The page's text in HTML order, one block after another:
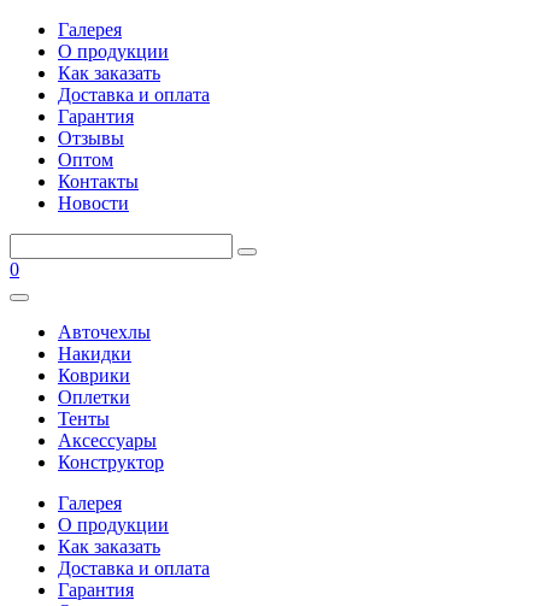
Галерея
О продукции
Как заказать
Доставка и оплата
Гарантия
Отзывы
Оптом
Контакты
Новости
0
Авточехлы
Накидки
Коврики
Оплетки
Тенты
Аксессуары
Конструктор
Галерея
О продукции
Как заказать
Доставка и оплата
Гарантия